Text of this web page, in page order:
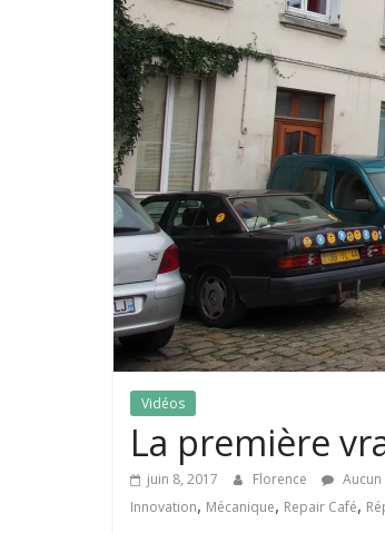
Vidéos
La première
juin 8, 2017 Florence
Innovation, Mécanique, Repair Café,